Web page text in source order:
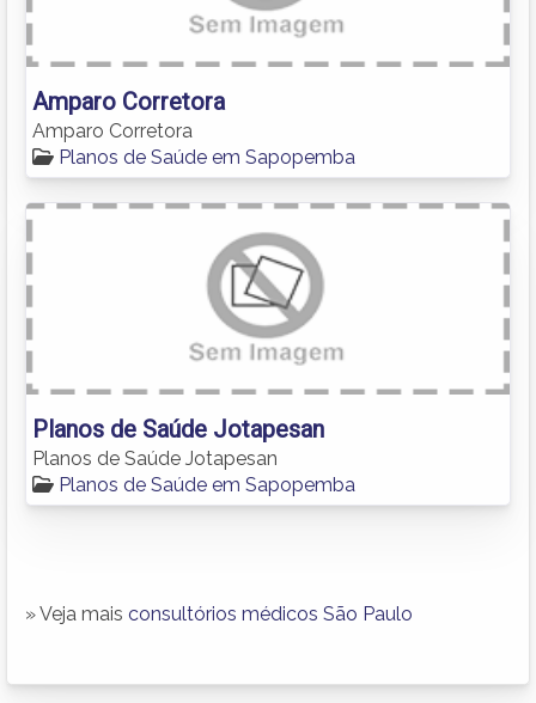
Amparo Corretora
Amparo Corretora
Planos de Saúde em Sapopemba
Planos de Saúde Jotapesan
Planos de Saúde Jotapesan
Planos de Saúde em Sapopemba
» Veja mais consultórios médicos São Paulo